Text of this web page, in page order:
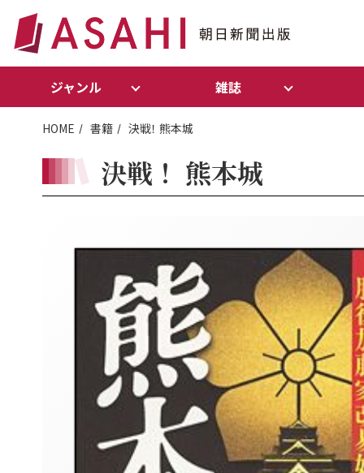
ジャンル 雑誌
HOME 書籍 決戦！ 熊本城
決戦！ 熊本城